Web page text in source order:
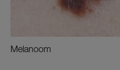
Melanoom